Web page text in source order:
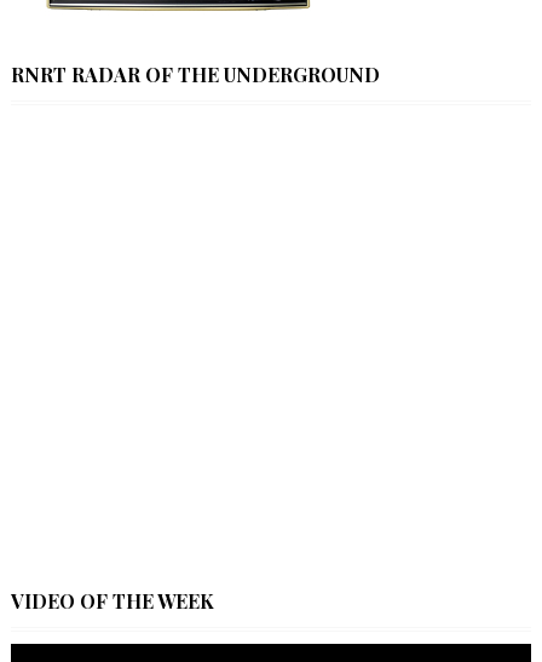
RNRT RADAR OF THE UNDERGROUND
VIDEO OF THE WEEK